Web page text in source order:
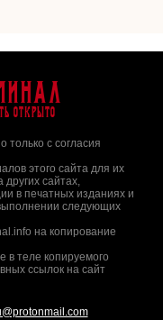
открыто
с согласия
этого сайта для их
сайтах,
в печатных изданиях и
следующих
на копирование
в теле копируемого
ссылок на сайт